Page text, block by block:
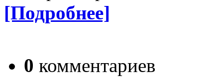
[Подробнее]
0 комментариев